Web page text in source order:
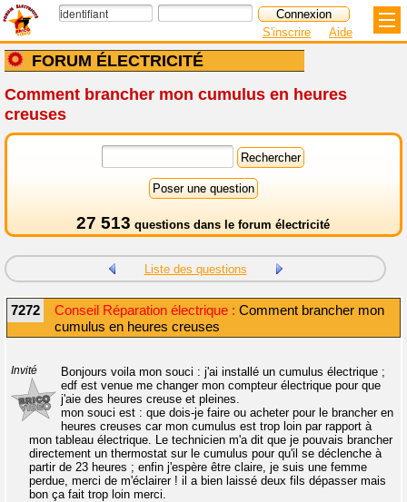
FORUM ÉLECTRICITÉ
S'inscrire Aide
Comment brancher mon cumulus en heures
creuses
27 513 questions dans le forum électricité
Liste des questions
7272 Conseil Réparation électrique : Comment brancher mon
cumulus en heures creuses
Invité
Bonjours voila mon souci : j'ai installé un cumulus électrique ;
edf est venue me changer mon compteur électrique pour que
j'aie des heures creuse et pleines.
mon souci est : que dois-je faire ou acheter pour le brancher en
heures creuses car mon cumulus est trop loin par rapport à
mon tableau électrique. Le technicien m'a dit que je pouvais brancher
directement un thermostat sur le cumulus pour qu'il se déclenche à
partir de 23 heures ; enfin j'espère être claire, je suis une femme
perdue, merci de m'éclairer ! il a bien laissé deux fils dépasser mais
bon ça fait trop loin merci.